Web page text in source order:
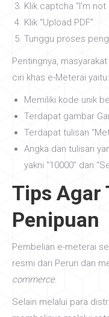
Klik captcha “I’m not
Klik “Upload PDF”
Tunggu proses
Pentingnya,
ciri khas e-Meterai yaitu:
Memiliki kode unik
Terdapat gambar
Terdapat tulisan
Angka dan tulisan
yakni “10000” dan
Tips Agar
Penipuan
Pembelian e-meterai
resmi dari Peruri dan
commerce.
Selain melalui para